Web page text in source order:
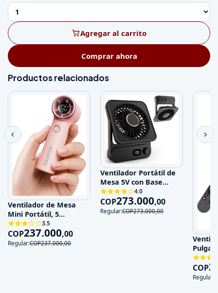
Agregar al carrito
Comprar ahora
Productos relacionados
Ventilador de Mesa
Mini Portátil, 5
Velocidades, 5V,
Recargable
3.5
COP237.000,00
Regular:COP237.000,00
Ventilador Portátil de
Mesa 5V con Base
Magnética y 100
Velocidades
4.0
COP273.000,00
Regular:COP273.000,00
120V
COP
Regular: